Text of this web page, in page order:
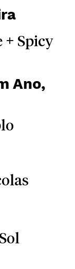
+ Spicy
Ano,